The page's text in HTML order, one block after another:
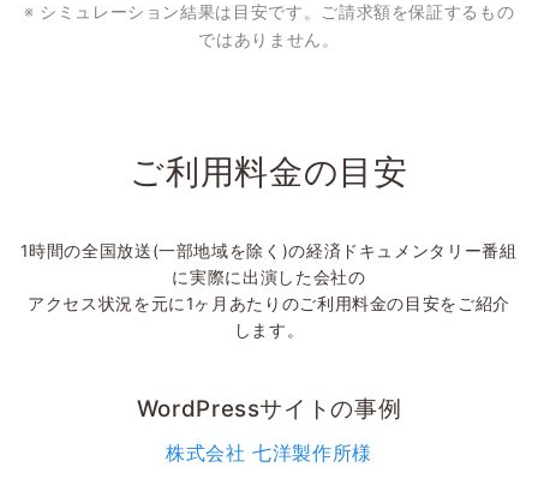
※ シミュレーション結果は目安です。ご請求額を保証するもの
ではありません。
ご利用料金の目安
1時間の全国放送(一部地域を除く)の経済ドキュメンタリー番組
に実際に出演した会社の
アクセス状況を元に1ヶ月あたりのご利用料金の目安をご紹介
します。
WordPressサイトの事例
株式会社 七洋製作所様